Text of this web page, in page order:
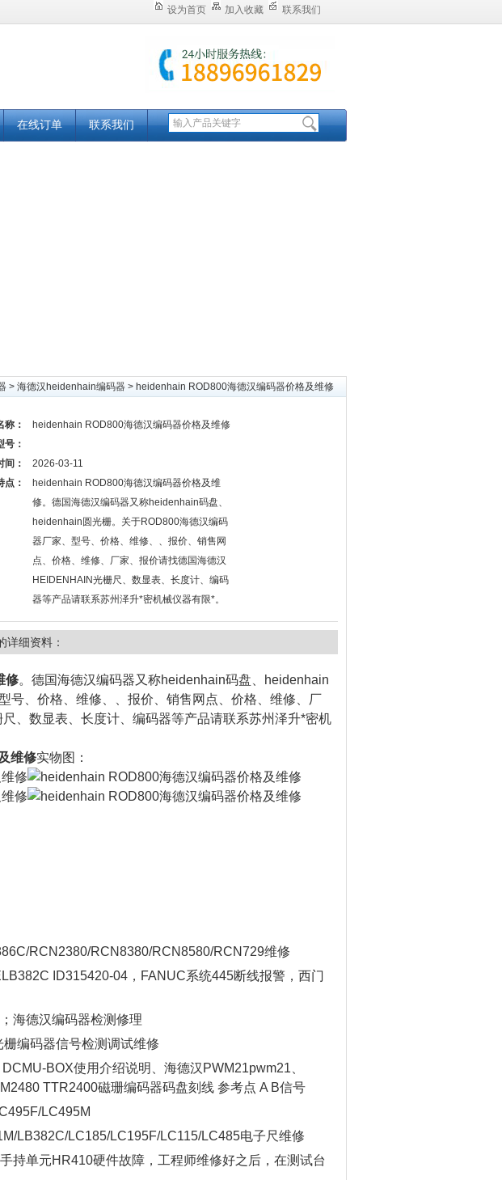
设为首页 加入收藏 联系我们
在线订单 联系我们
> 海德汉heidenhain编码器 > heidenhain ROD800海德汉编码器价格及维修
称：
heidenhain ROD800海德汉编码器价格及维修
号：
间：
2026-03-11
点：
heidenhain ROD800海德汉编码器价格及维
修。德国海德汉编码器又称heidenhain码盘、
heidenhain圆光栅。关于ROD800海德汉编码
器厂家、型号、价格、维修、、报价、销售网
点、价格、维修、厂家、报价请找德国海德汉
HEIDENHAIN光栅尺、数显表、长度计、编码
器等产品请联系苏州泽升*密机械仪器有限*。
详细资料：
修。德国海德汉编码器又称heidenhain码盘、heidenhain
号、价格、维修、、报价、销售网点、价格、维修、厂
、数显表、长度计、编码器等产品请联系苏州泽升*密机
维修实物图：
RCN2380/RCN8380/RCN8580/RCN729维修
ID315420-04，FANUC系统445断线报警，西门
海德汉编码器检测修理
编码器信号检测调试维修
BOX使用介绍说明、海德汉PWM21pwm21、
TTR2400磁珊编码器码盘刻线 参考点 A B信号
LC495M
LB382C/LC185/LC195F/LC115/LC485电子尺维修
持单元HR410硬件故障，工程师维修好之后，在测试台